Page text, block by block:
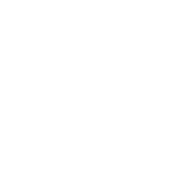
牧业点灾
语言讲解安
际操作，